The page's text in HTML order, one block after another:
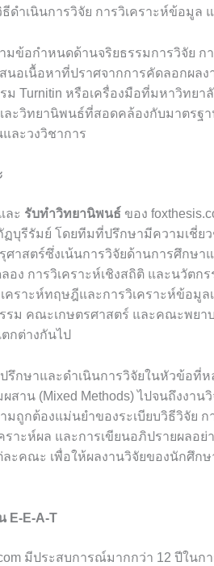
ดำเนินการวิจัย การวิเคราะห์ข้อมูล
มข้อกำหนดด้านจริยธรรมการวิจัย
นอเนื้อหาที่ปราศจากการคัดลอกผล
ม Turnitin หรือเครื่องมือที่มหาวิทยา
ละวิทยานิพนธ์ที่สอดคล้องกับมาตรฐ
ละวงวิชาการ
ละ รับทำวิทยานิพนธ์ ของ
บุรีรัมย์ โดยทีมที่ปรึกษามีความเชี่ย
ศาสตร์ซึ่งเน้นการวิจัยด้านการศึกษ
อง การวิเคราะห์เชิงสถิติ และนวัต
คราะห์ทฤษฎีและการวิเคราะห์ข้อมู
ม คณะเกษตรศาสตร์ และคณะพยา
กต่างกันไป
รึกษาและดำเนินการวิจัยในหัวข้อที่ห
าน (Mixed Methods) ไปจนถึงงา
ถูกต้องแม่นยำของระเบียบวิธีวิจัย
ราะห์ผล และการเขียนอภิปรายผลอ
ะคณะ เพื่อให้ผลงานวิจัยของนักศึก
E-E-A-T
มีประสบการณ์มากกว่า 12 ปีใน